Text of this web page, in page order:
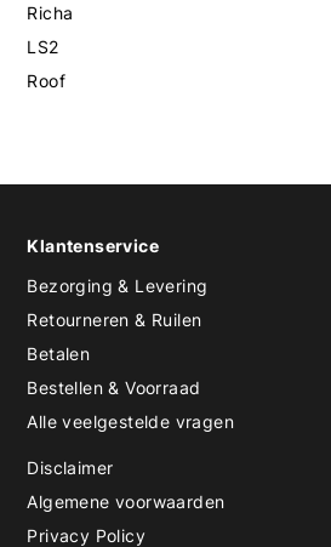
Richa
LS2
Roof
Klantenservice
Bezorging & Levering
Retourneren & Ruilen
Betalen
Bestellen & Voorraad
Alle veelgestelde vragen
Disclaimer
Algemene voorwaarden
Privacy Policy